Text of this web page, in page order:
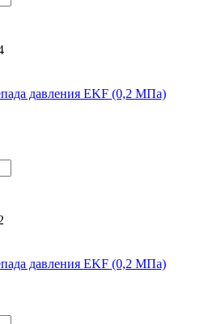
давления EKF (0,2 МПа)
давления EKF (0,2 МПа)